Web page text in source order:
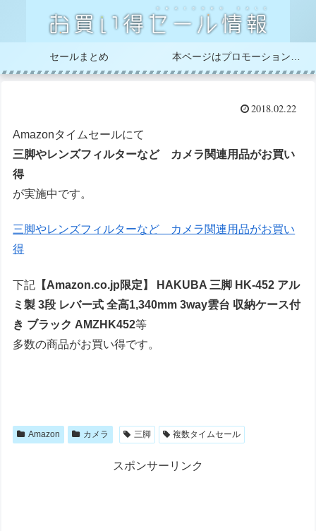
セールまとめ
2018.02.22
Amazonタイムセールにて
三脚やレンズフィルターなど カメラ関連用品がお買い
得
が実施中です。
三脚やレンズフィルターなど カメラ関連用品がお買い
得
下記 【Amazon.co.jp限定】 HAKUBA 三脚 HK-452 アル
ミ製 3段 レバー式 全高1,340mm 3way雲台 収納ケース付
き ブラック AMZHK452等
多数の商品がお買い得です。
Amazon カメラ 三脚 複数タイムセール
スポンサーリンク